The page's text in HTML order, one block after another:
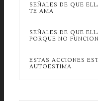
SEÑALES DE QUE
TE AMA
SEÑALES DE QUE
PORQUE NO
ESTAS ACCIONES
AUTOESTIMA